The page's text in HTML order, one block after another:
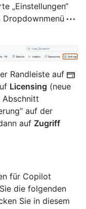
„Einstellungen“
Randleiste auf
Licensing (neue
Abschnitt
auf der
auf Zugriff
für Copilot
die folgenden
Sie in diesem